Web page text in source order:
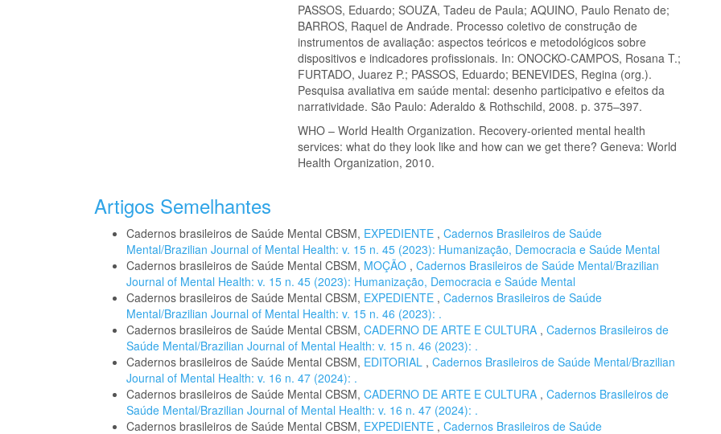
PASSOS, Eduardo; SOUZA, Tadeu de Paula; AQUINO, Paulo Renato de;
BARROS, Raquel de Andrade. Processo coletivo de construção de
instrumentos de avaliação: aspectos teóricos e metodológicos sobre
dispositivos e indicadores profissionais. In: ONOCKO-CAMPOS, Rosana T.;
FURTADO, Juarez P.; PASSOS, Eduardo; BENEVIDES, Regina (org.).
Pesquisa avaliativa em saúde mental: desenho participativo e efeitos da
narratividade. São Paulo: Aderaldo & Rothschild, 2008. p. 375–397.
WHO – World Health Organization. Recovery-oriented mental health
services: what do they look like and how can we get there? Geneva: World
Health Organization, 2010.
Artigos Semelhantes
Cadernos brasileiros de Saúde Mental CBSM, EXPEDIENTE , Cadernos Brasileiros de Saúde
Mental/Brazilian Journal of Mental Health: v. 15 n. 45 (2023): Humanização, Democracia e Saúde Mental
Cadernos brasileiros de Saúde Mental CBSM, MOÇÃO , Cadernos Brasileiros de Saúde Mental/Brazilian
Journal of Mental Health: v. 15 n. 45 (2023): Humanização, Democracia e Saúde Mental
Cadernos brasileiros de Saúde Mental CBSM, EXPEDIENTE , Cadernos Brasileiros de Saúde
Mental/Brazilian Journal of Mental Health: v. 15 n. 46 (2023): .
Cadernos brasileiros de Saúde Mental CBSM, CADERNO DE ARTE E CULTURA , Cadernos Brasileiros de
Saúde Mental/Brazilian Journal of Mental Health: v. 15 n. 46 (2023): .
Cadernos brasileiros de Saúde Mental CBSM, EDITORIAL , Cadernos Brasileiros de Saúde Mental/Brazilian
Journal of Mental Health: v. 16 n. 47 (2024): .
Cadernos brasileiros de Saúde Mental CBSM, CADERNO DE ARTE E CULTURA , Cadernos Brasileiros de
Saúde Mental/Brazilian Journal of Mental Health: v. 16 n. 47 (2024): .
Cadernos brasileiros de Saúde Mental CBSM, EXPEDIENTE , Cadernos Brasileiros de Saúde